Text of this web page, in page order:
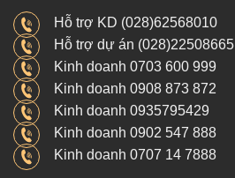
Hỗ trợ KD (028)62568010
Hỗ trợ dự án (028)22508665
Kinh doanh 0703 600 999
Kinh doanh 0908 873 872
Kinh doanh 0935795429
Kinh doanh 0902 547 888
Kinh doanh 0707 14 7888